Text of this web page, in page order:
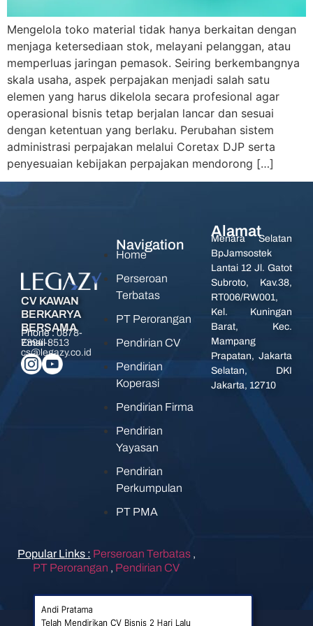
Mengelola toko material tidak hanya berkaitan dengan
menjaga ketersediaan stok, melayani pelanggan, atau
memperluas jaringan pemasok. Seiring berkembangnya
skala usaha, aspek perpajakan menjadi salah satu
elemen yang harus dikelola secara profesional agar
operasional bisnis tetap berjalan lancar dan sesuai
dengan ketentuan yang berlaku. Perubahan sistem
administrasi perpajakan melalui Coretax DJP serta
penyesuaian kebijakan perpajakan mendorong […]
CV KAWAN
BERKARYA
BERSAMA
Phone :0878-
7394-8513
Email :
cs@legazy.co.id
Navigation
Home
Perseroan
Terbatas
PT Perorangan
Pendirian CV
Pendirian
Koperasi
Pendirian Firma
Pendirian
Yayasan
Pendirian
Perkumpulan
PT PMA
Alamat
Menara Selatan
BpJamsostek
Lantai 12 Jl. Gatot
Subroto, Kav.38,
RT006/RW001,
Kel. Kuningan
Barat, Kec.
Mampang
Prapatan, Jakarta
Selatan, DKI
Jakarta, 12710
Popular Links : Perseroan Terbatas ,
PT Perorangan , Pendirian CV